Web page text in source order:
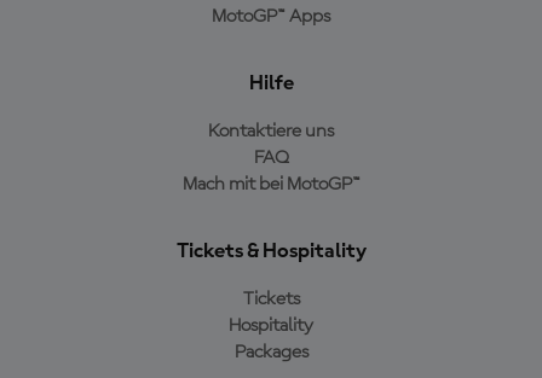
MotoGP™ Apps
Hilfe
Kontaktiere uns
FAQ
Mach mit bei MotoGP™
Tickets & Hospitality
Tickets
Hospitality
Packages